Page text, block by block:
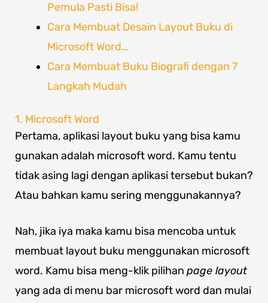
Pemula Pasti Bisa!
Cara Membuat Desain Layout Buku di
Microsoft Word…
Cara Membuat Buku Biografi dengan 7
Langkah Mudah
1. Microsoft Word
Pertama, aplikasi layout buku yang bisa kamu
gunakan adalah microsoft word. Kamu tentu
tidak asing lagi dengan aplikasi tersebut bukan?
Atau bahkan kamu sering menggunakannya?
Nah, jika iya maka kamu bisa mencoba untuk
membuat layout buku menggunakan microsoft
word. Kamu bisa meng-klik pilihan page layout
yang ada di menu bar microsoft word dan mulai